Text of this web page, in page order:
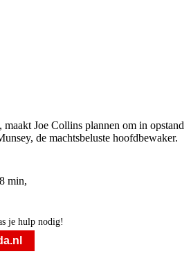
maakt Joe Collins plannen om in opstand
de machtsbeluste hoofdbewaker.
min,
je hulp nodig!